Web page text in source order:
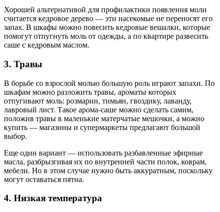
Хорошей альтернативой для профилактики появления моли
считается кедровое дерево — эти насекомые не переносят его
запах. В шкафы можно повесить кедровые вешалки, которые
помогут отпугнуть моль от одежды, а по квартире развесить
саше с кедровым маслом.
3. Травы
В борьбе со взрослой молью большую роль играют запахи. По
шкафам можно разложить травы, ароматы которых
отпугивают моль: розмарин, тимьян, гвоздику, лаванду,
лавровый лист. Такое арома-саше можно сделать самим,
положив травы в маленькие матерчатые мешочки, а можно
купить — магазины и супермаркеты предлагают большой
выбор.
Еще один вариант — использовать разбавленные эфирные
масла, разбрызгивая их по внутренней части полок, коврам,
мебели. Но в этом случае нужно быть аккуратным, поскольку
могут оставаться пятна.
4. Низкая температура